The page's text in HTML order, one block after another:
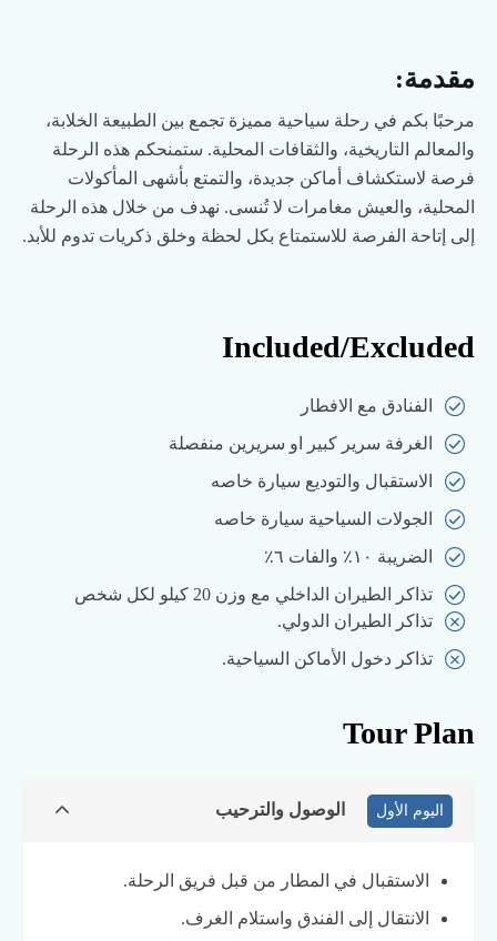
مقدمة:
مرحبًا بكم في رحلة سياحية مميزة تجمع بين الطبيعة الخلابة،
والمعالم التاريخية، والثقافات المحلية. ستمنحكم هذه الرحلة
فرصة لاستكشاف أماكن جديدة، والتمتع بأشهى المأكولات
المحلية، والعيش مغامرات لا تُنسى. نهدف من خلال هذه الرحلة
إلى إتاحة الفرصة للاستمتاع بكل لحظة وخلق ذكريات تدوم للأبد.
Included/Excluded
الفنادق مع الافطار
الغرفة سرير كبير او سريرين منفصلة
الاستقبال والتوديع سيارة خاصه
الجولات السياحية سيارة خاصه
الضريبة ١٠٪ والفات ٦٪
تذاكر الطيران الداخلي مع وزن 20 كيلو لكل شخص
تذاكر الطيران الدولي.
تذاكر دخول الأماكن السياحية.
Tour Plan
اليوم الأول الوصول والترحيب
الاستقبال في المطار من قبل فريق الرحلة.
الانتقال إلى الفندق واستلام الغرف.